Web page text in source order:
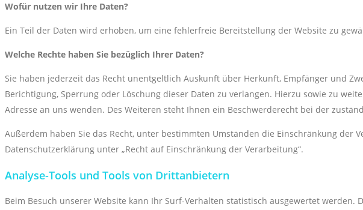
Wofür nutzen wir Ihre Daten?
Ein Teil der Daten wird erhoben, um eine fehlerfreie Bereitstellung der Website zu
Welche Rechte haben Sie bezüglich Ihrer Daten?
Sie haben jederzeit das Recht unentgeltlich Auskunft über Herkunft, Empfänger und
Berichtigung, Sperrung oder Löschung dieser Daten zu verlangen. Hierzu sowie zu
Adresse an uns wenden. Des Weiteren steht Ihnen ein Beschwerderecht bei der
Außerdem haben Sie das Recht, unter bestimmten Umständen die Einschränkung
Datenschutzerklärung unter „Recht auf Einschränkung der Verarbeitung“.
Analyse-Tools und Tools von Drittanbietern
Beim Besuch unserer Website kann Ihr Surf-Verhalten statistisch ausgewertet